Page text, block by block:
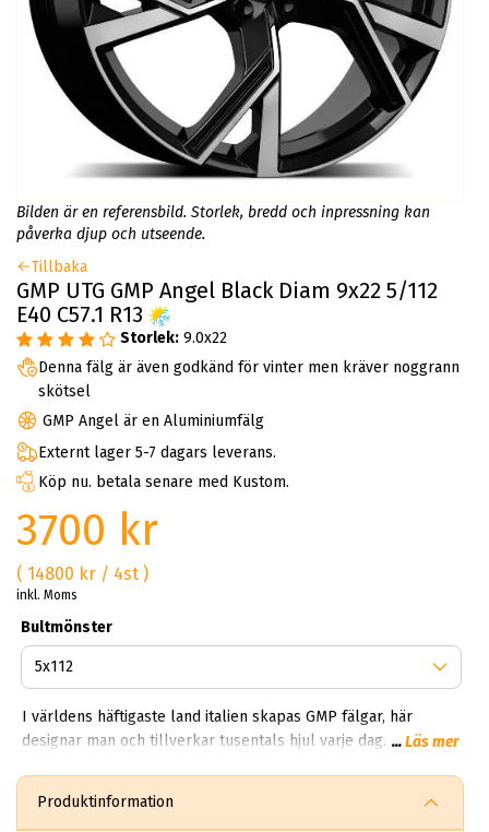
Bilden är en referensbild. Storlek, bredd och inpressning kan
påverka djup och utseende.
Tillbaka
GMP UTG GMP Angel Black Diam 9x22 5/112
E40 C57.1 R13
Storlek: 9.0x22
Denna fälg är även godkänd för vinter men kräver noggrann
skötsel
GMP Angel är en Aluminiumfälg
Externt lager 5-7 dagars leverans.
Köp nu. betala senare med Kustom.
3700 kr
( 14800 kr / 4st )
inkl. Moms
Bultmönster
I världens häftigaste land italien skapas GMP fälgar, här
designar man och tillverkar tusentals hjul varje dag. Man kan
GMP Alloy Wheels som tillverkar alla GMP fälgar i världen
...Läs mer
Produktinformation